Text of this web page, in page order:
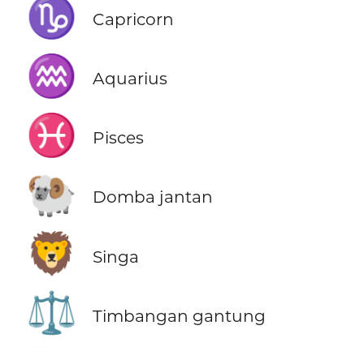
♑ Capricorn
♒ Aquarius
♓ Pisces
🐏 Domba jantan
🦁 Singa
⚖️ Timbangan gantung